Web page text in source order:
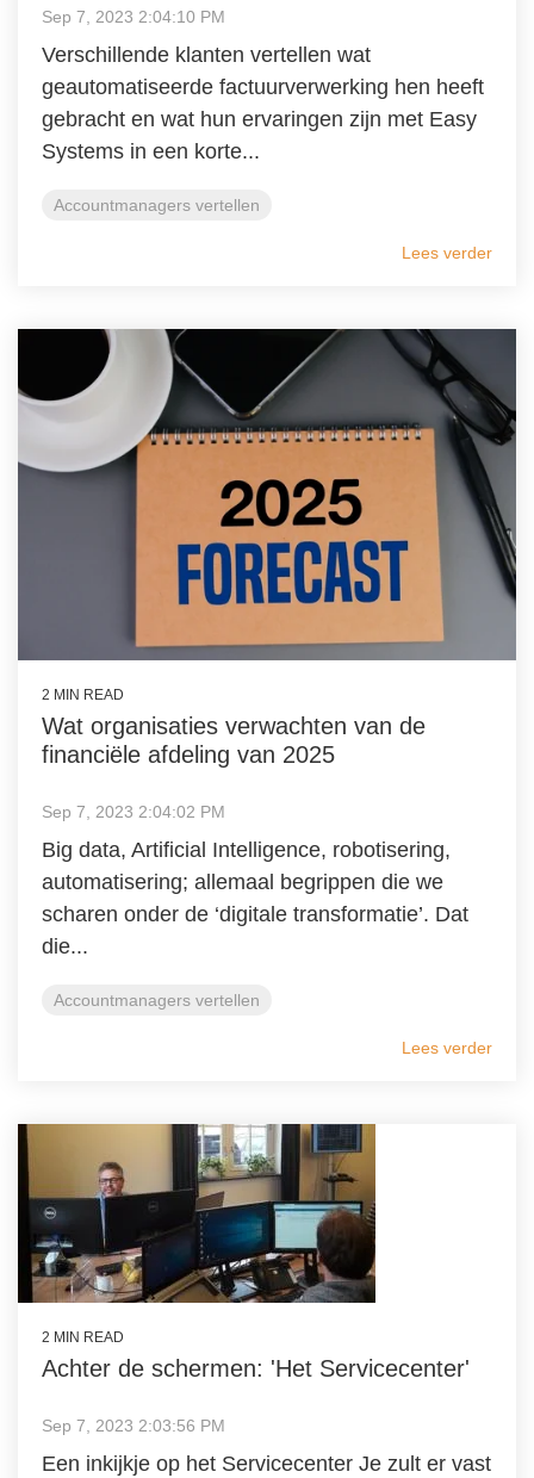
Sep 7, 2023 2:04:10 PM
Verschillende klanten vertellen wat
geautomatiseerde factuurverwerking hen heeft
gebracht en wat hun ervaringen zijn met Easy
Systems in een korte...
Accountmanagers vertellen
Lees verder
2 MIN READ
Wat organisaties verwachten van de
financiële afdeling van 2025
Sep 7, 2023 2:04:02 PM
Big data, Artificial Intelligence, robotisering,
automatisering; allemaal begrippen die we
scharen onder de ‘digitale transformatie’. Dat
die...
Accountmanagers vertellen
Lees verder
2 MIN READ
Achter de schermen: 'Het Servicecenter'
Sep 7, 2023 2:03:56 PM
Een inkijkje op het Servicecenter Je zult er vast